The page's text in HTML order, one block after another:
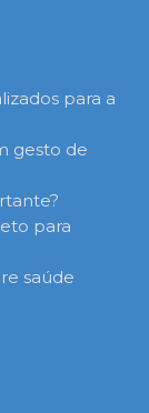
para a
gesto de
para
saúde